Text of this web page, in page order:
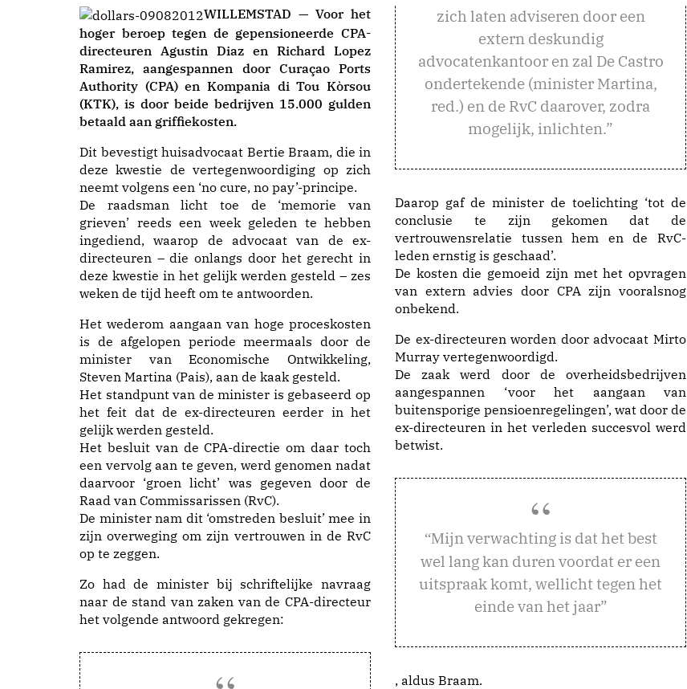
WILLEMSTAD — Voor het
hoger beroep tegen de gepensioneerde CPA-
directeuren Agustin Diaz en Richard Lopez
Ramirez, aangespannen door Curaçao Ports
Authority (CPA) en Kompania di Tou Kòrsou
(KTK), is door beide bedrijven 15.000 gulden
betaald aan griffiekosten.
Dit bevestigt huisadvocaat Bertie Braam, die in
deze kwestie de vertegenwoordiging op zich
neemt volgens een ‘no cure, no pay’-principe.
De raadsman licht toe de ‘memorie van
grieven’ reeds een week geleden te hebben
ingediend, waarop de advocaat van de ex-
directeuren – die onlangs door het gerecht in
deze kwestie in het gelijk werden gesteld – zes
weken de tijd heeft om te antwoorden.
Het wederom aangaan van hoge proceskosten
is de afgelopen periode meermaals door de
minister van Economische Ontwikkeling,
Steven Martina (Pais), aan de kaak gesteld.
Het standpunt van de minister is gebaseerd op
het feit dat de ex-directeuren eerder in het
gelijk werden gesteld.
Het besluit van de CPA-directie om daar toch
een vervolg aan te geven, werd genomen nadat
daarvoor ‘groen licht’ was gegeven door de
Raad van Commissarissen (RvC).
De minister nam dit ‘omstreden besluit’ mee in
zijn overweging om zijn vertrouwen in de RvC
op te zeggen.
Zo had de minister bij schriftelijke navraag
naar de stand van zaken van de CPA-directeur
het volgende antwoord gekregen:
zich laten adviseren door een
extern deskundig
advocatenkantoor en zal De Castro
ondertekende (minister Martina,
red.) en de RvC daarover, zodra
mogelijk, inlichten.”
Daarop gaf de minister de toelichting ‘tot de
conclusie te zijn gekomen dat de
vertrouwensrelatie tussen hem en de RvC-
leden ernstig is geschaad’.
De kosten die gemoeid zijn met het opvragen
van extern advies door CPA zijn vooralsnog
onbekend.
De ex-directeuren worden door advocaat Mirto
Murray vertegenwoordigd.
De zaak werd door de overheidsbedrijven
aangespannen ‘voor het aangaan van
buitensporige pensioenregelingen’, wat door de
ex-directeuren in het verleden succesvol werd
betwist.
“Mijn verwachting is dat het best
wel lang kan duren voordat er een
uitspraak komt, wellicht tegen het
einde van het jaar”
, aldus Braam.